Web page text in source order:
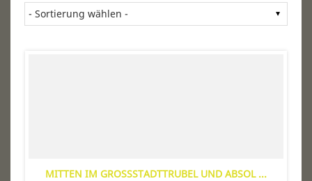
MITTEN IM GROSSSTADTTRUBEL UND ABSOL ...